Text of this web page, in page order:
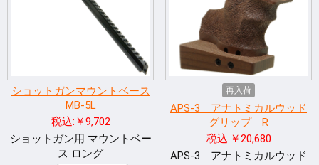
ショットガンマウントベース
MB-5L
税込:￥9,702
ショットガン用 マウントベー
ス ロング
再入荷
APS-3 アナトミカルウッド
グリップ R
税込:￥20,680
APS-3 アナトミカルウッド